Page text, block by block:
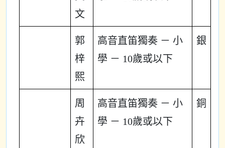
文
郭
梓
熙
高音直笛獨奏 － 小
學 － 10歲或以下
銀
周
卉
欣
高音直笛獨奏 － 小
學 － 10歲或以下
銅